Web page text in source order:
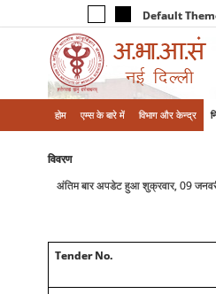
Default
होम एम्‍स के बारे में विभाग और केन्‍द्र
विवरण
अंतिम बार अपडेट हुआ शुक्रवार, 09
Tender No.